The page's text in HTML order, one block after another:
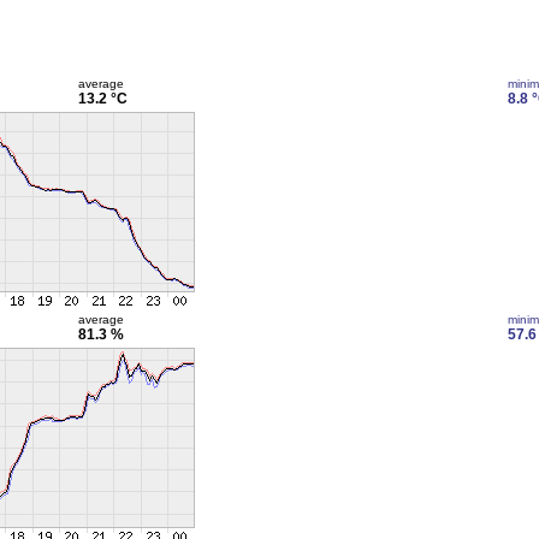
average
13.2 °C 8.8
average
81.3 % 57.6